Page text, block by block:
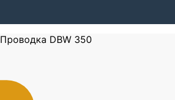
Проводка DBW 350